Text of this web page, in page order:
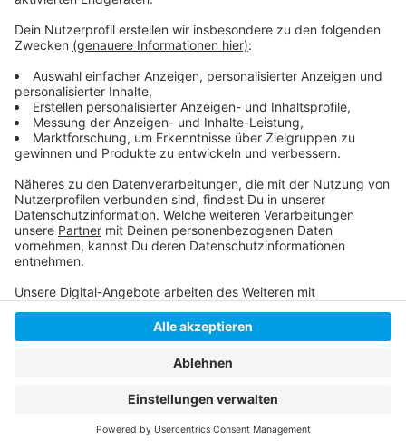
Hier berichtet die DEG
Wir übertragen alle Heimspiele live
Anzeige
Anzeige